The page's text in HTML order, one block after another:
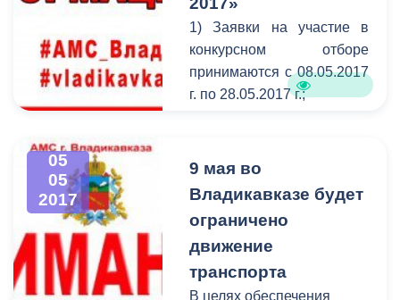
войны, представители
«Стыр Ныхас», органов
власти, общественных
организаций.
1) Заявки на участие в
конкурсном отборе
принимаются с 08.05.2017
г. по 28.05.2017 г.;
следующим
- музыкальное творчество;
- изобразительное
искусство;
- хореография.
05
05
2017
9 мая во
Владикавказе будет
ограничено
движение
транспорта
В целях обеспечения